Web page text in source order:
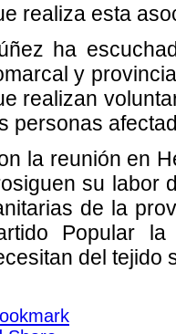
realiza esta
ha
y
realizan
personas
la reunión en
su labor
de la
Popular
del tejido